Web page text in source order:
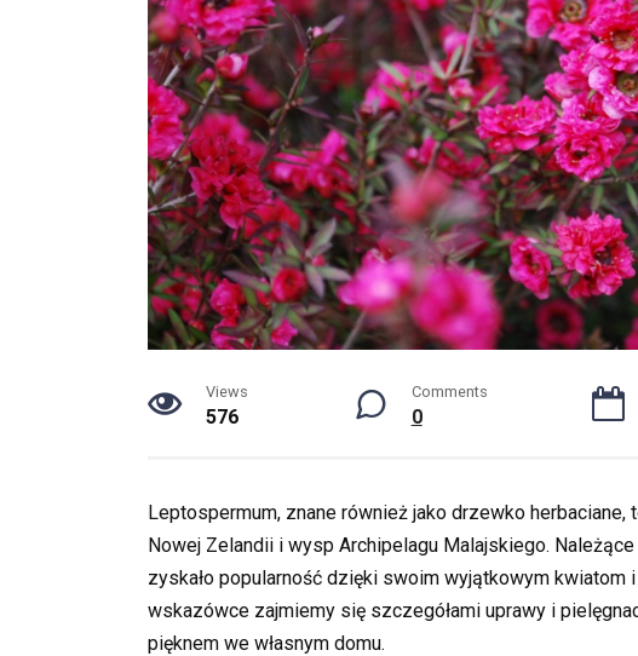
Views
576
Comments
0
Leptospermum, znane również jako drzewko
Nowej Zelandii i wysp Archipelagu Malajskiego.
zyskało popularność dzięki swoim wyjątkowym kwiatom
wskazówce zajmiemy się szczegółami uprawy i
pięknem we własnym domu.